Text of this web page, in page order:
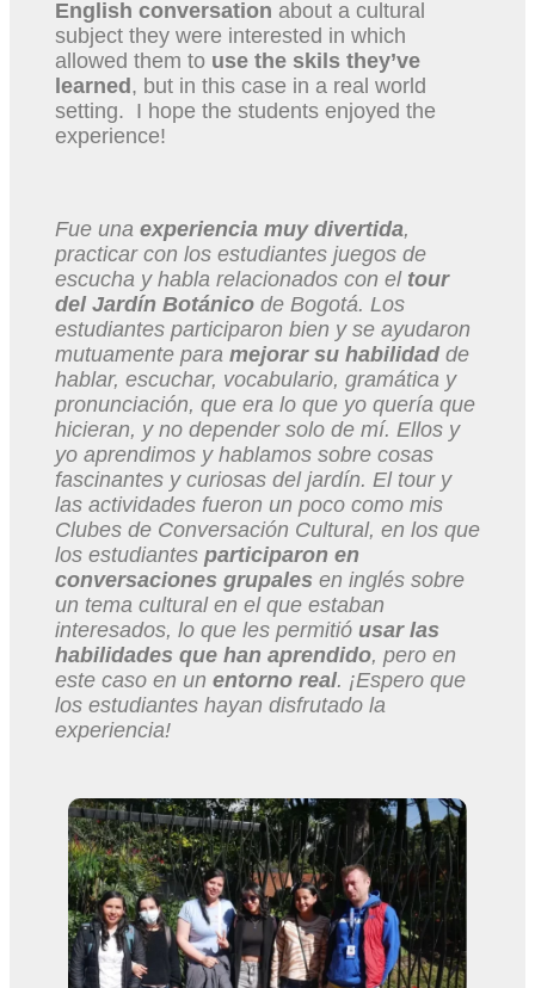
English conversation about a cultural
subject they were interested in which
allowed them to use the skils they’ve
learned , but in this case in a real world
setting. I hope the students enjoyed the
experience!
Fue una experiencia muy divertida,
practicar con los estudiantes juegos de
escucha y habla relacionados con el tour
del Jardín Botánico de Bogotá. Los
estudiantes participaron bien y se ayudaron
mutuamente para mejorar su habilidadde
hablar, escuchar, vocabulario, gramática y
pronunciación, que era lo que yo quería que
hicieran, y no depender solo de mí. Ellos y
yo aprendimos y hablamos sobre cosas
fascinantes y curiosas del jardín. El tour y
las actividades fueron un poco como mis
Clubes de Conversación Cultural, en los que
los estudiantes participaron en
conversaciones grupales en inglés sobre
un tema cultural en el que estaban
interesados, lo que les permitió usar las
habilidades que han aprendido, pero en
este caso en un entorno real. ¡Espero que
los estudiantes hayan disfrutado la
experiencia!